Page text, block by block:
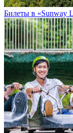
Билеты в «Sunway